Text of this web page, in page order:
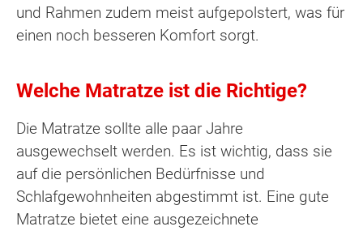
und Rahmen zudem meist aufgepolstert, was für
einen noch besseren Komfort sorgt.
Welche Matratze ist die Richtige?
Die Matratze sollte alle paar Jahre
ausgewechselt werden. Es ist wichtig, dass sie
auf die persönlichen Bedürfnisse und
Schlafgewohnheiten abgestimmt ist. Eine gute
Matratze bietet eine ausgezeichnete